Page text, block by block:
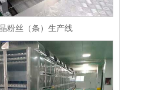
粉丝（条）生产线